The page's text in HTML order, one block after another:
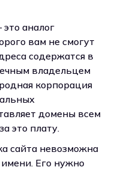
аналог
вам не смогут
содержатся в
владельцем
корпорация
домены всем
это плату.
сайта невозможна
Его нужно